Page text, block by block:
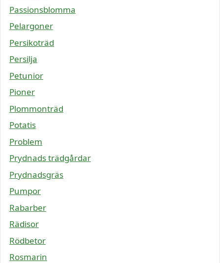
Passionsblomma
Pelargoner
Persikoträd
Persilja
Petunior
Pioner
Plommonträd
Potatis
Problem
Prydnads trädgårdar
Prydnadsgräs
Pumpor
Rabarber
Rädisor
Rödbetor
Rosmarin